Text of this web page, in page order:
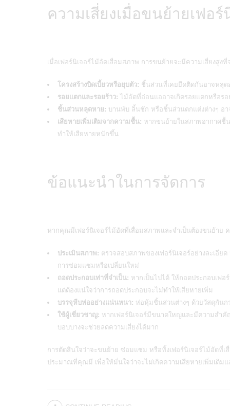
ความเสี่ยงเมื่อขนย้ายเฟอ
เมื่อเฟอร์นิเจอร์ไม้อัดเสื่อมสภาพ การขนย้ายจะมีความเสี่ยงสูง
โครงสร้างบิดเบี้ยวหรือยุบตัว: ชิ้นส่วนที่เคยยึดติดกันอาจหลุด
รอยแตกและรอยร้าว: ไม้อัดที่อ่อนแออาจเกิดรอยแตกหรือรอ
ชิ้นส่วนหลุดหาย: บานพับ ลิ้นชัก หรือชิ้นส่วนตกแต่งต่างๆ อ
เสียหายเพิ่มเติมจากความชื้น: หากขนย้ายในสภาพอากาศชื้
ทำให้เสียหายหนักขึ้น
ข้อแนะนำในการจัดการ
หากคุณมีเฟอร์นิเจอร์ไม้อัดที่เสื่อมสภาพและจำเป็นต้องขนย้าย
ประเมินสภาพ: ตรวจสอบสภาพของเฟอร์นิเจอร์อย่างละเอี
การซ่อมแซมหรือเปลี่ยนใหม่
ถอดประกอบเท่าที่จำเป็น: หากเป็นไปได้ ให้ถอดประกอบเฟ
แต่ต้องแน่ใจว่าการถอดประกอบจะไม่ทำให้เสียหายเพิ่ม
บรรจุหีบห่ออย่างแน่นหนา: ห่อหุ้มชิ้นส่วนต่างๆ ด้วยวัสดุกันก
ใช้ผู้เชี่ยวชาญ: หากเฟอร์นิเจอร์มีขนาดใหญ่และมีความสำ
บอบบางจะช่วยลดความเสี่ยงได้มาก
การตัดสินใจว่าจะขนย้าย ซ่อมแซม หรือทิ้งเฟอร์นิเจอร์ไม้อัดที่
ประมาณที่คุณมี เพื่อให้มั่นใจว่าจะไม่เกิดความเสียหายเพิ่มเติม